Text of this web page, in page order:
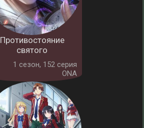
Противостояние
святого
1 cезон, 152 серия
ONA